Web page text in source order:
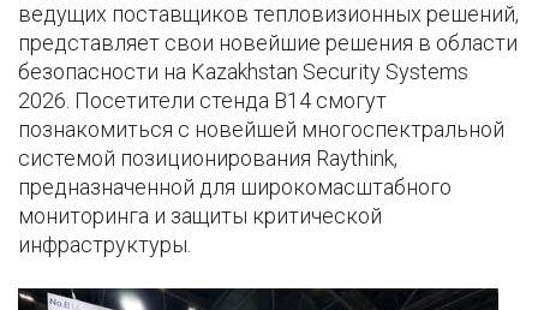
ведущих поставщиков тепловизионных решений,
представляет свои новейшие решения в области
безопасности на Kazakhstan Security Systems
2026. Посетители стенда B14 смогут
познакомиться с новейшей многоспектральной
системой позиционирования Raythink,
предназначенной для широкомасштабного
мониторинга и защиты критической
инфраструктуры.